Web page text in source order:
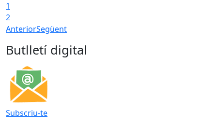
1
2
AnteriorSegüent
Butlletí digital
Subscriu-te